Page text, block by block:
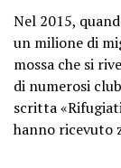
2024
Nel 2015,
un milione di
mossa che si
di numerosi
scritta
hanno ricevuto